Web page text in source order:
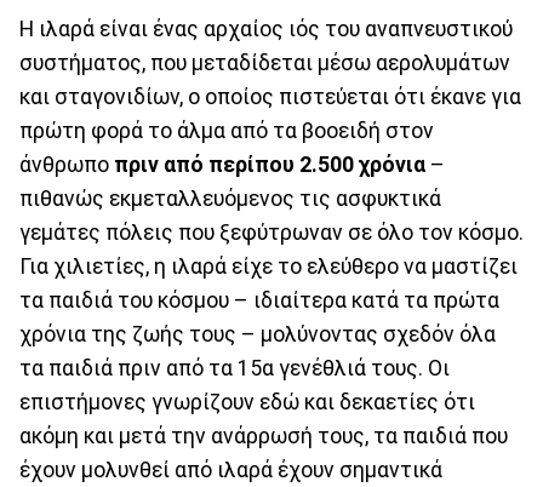
Η ιλαρά είναι ένας αρχαίος ιός του αναπνευστικού
συστήματος, που μεταδίδεται μέσω αερολυμάτων
και σταγονιδίων, ο οποίος πιστεύεται ότι έκανε για
πρώτη φορά το άλμα από τα βοοειδή στον
άνθρωπο πριν από περίπου 2.500 χρόνια –
πιθανώς εκμεταλλευόμενος τις ασφυκτικά
γεμάτες πόλεις που ξεφύτρωναν σε όλο τον κόσμο.
Για χιλιετίες, η ιλαρά είχε το ελεύθερο να μαστίζει
τα παιδιά του κόσμου – ιδιαίτερα κατά τα πρώτα
χρόνια της ζωής τους – μολύνοντας σχεδόν όλα
τα παιδιά πριν από τα 15α γενέθλιά τους. Οι
επιστήμονες γνωρίζουν εδώ και δεκαετίες ότι
ακόμη και μετά την ανάρρωσή τους, τα παιδιά που
έχουν μολυνθεί από ιλαρά έχουν σημαντικά